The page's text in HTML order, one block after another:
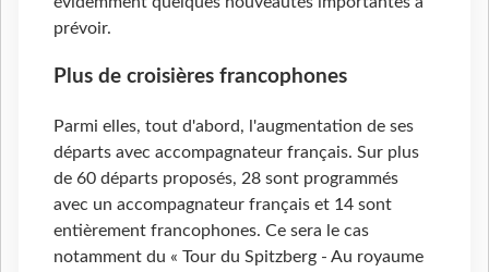
prévoir.
Plus de croisières francophones
Parmi elles, tout d'abord, l'augmentation de ses
départs avec accompagnateur français. Sur plus
de 60 départs proposés, 28 sont programmés
avec un accompagnateur français et 14 sont
entièrement francophones. Ce sera le cas
notamment du « Tour du Spitzberg - Au royaume